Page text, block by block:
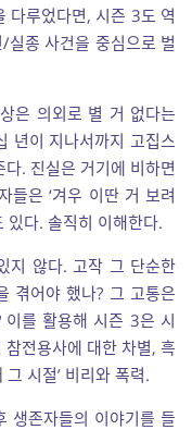
다루었다면, 시즌 3도 역
종 사건을 중심으로 벌
은 의외로 별 거 없다는
년이 지나서까지 고집스
. 진실은 거기에 비하면
들은 ‘겨우 이딴 거 보려
있다. 솔직히 이해한다.
지 않다. 고작 그 단순한
겪어야 했나? 그 고통은
를 활용해 시즌 3은 시
전용사에 대한 차별, 흑
시절’ 비리와 폭력.
생존자들의 이야기를 들